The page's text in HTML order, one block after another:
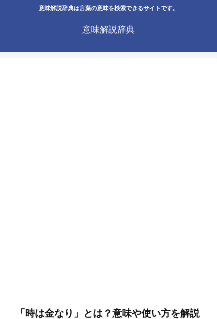
意味解説辞典は言葉の意味を検索できるサイトです。
意味解説辞典
「時は金なり」とは？意味や使い方を解説